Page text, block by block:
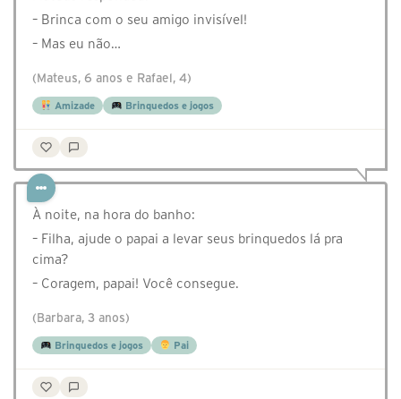
– Brinca com o seu amigo invisível!
– Mas eu não…
(Mateus, 6 anos e Rafael, 4)
Amizade Brinquedos e jogos
À noite, na hora do banho:
– Filha, ajude o papai a levar seus brinquedos lá pra
cima?
– Coragem, papai! Você consegue.
(Barbara, 3 anos)
Brinquedos e jogos Pai